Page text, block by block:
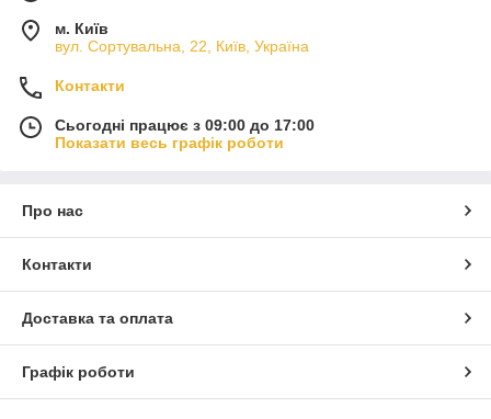
м. Київ
вул. Сортувальна, 22, Київ, Україна
Контакти
Сьогодні працює з 09:00 до 17:00
Показати весь графік роботи
Про нас
Контакти
Доставка та оплата
Графік роботи